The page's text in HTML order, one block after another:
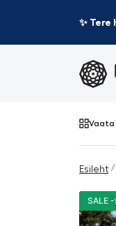
✨
Vaata
Esileht /
SALE -